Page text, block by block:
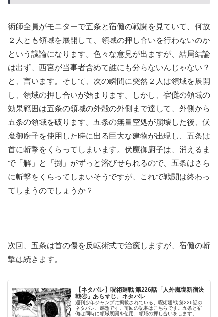
術師全員がモニターで五条と宿儺の戦闘を見ていて、何故
２人とも領域を展開して、領域の押し合いを行わないのか
という議論になります。色々な意見が出ますが、結局結論
は出ず、西宮が当事者含めて誰にも分らないんじゃない？
と、言います。そして、次の瞬間に突然２人は領域を展開
し、領域の押し合いが始まります。しかし、宿儺の領域の
効果範囲は五条の領域の外殻の外側まで達して、外側から
五条の領域を破ります。五条の無量空処が崩壊した後、伏
魔御廚子を使用した時に出る巨大な建物が出現し、五条は
首に斬撃をくらってしまいます。伏魔御廚子は、消えるま
で「解」と「捌」がずっと浴びせられるので、五条はさら
に斬撃をくらってしまいそうですが、これで戦闘は終わっ
てしまうのでしょうか？
次回、五条は首の傷を反転術式で治癒しますが、宿儺の斬
撃は続きます。
【ネタバレ】呪術廻戦 第226話「人外魔境新宿決
戦④」あらすじ、ネタバレ
週刊少年ジャンプに掲載されている、呪術廻戦 第226話の
ネタバレ、感想です。前回の記事はこちらです。五条と宿
儺は同時に領域展開を使用、領域の押し合いをします。五